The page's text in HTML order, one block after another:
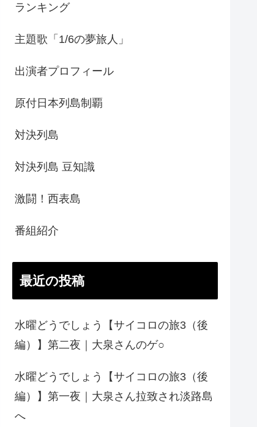
ランキング
主題歌「1/6の夢旅人」
出演者プロフィール
原付日本列島制覇
対決列島
対決列島 豆知識
激闘！西表島
番組紹介
最近の投稿
水曜どうでしょう【サイコロの旅3（後
編）】第二夜｜大泉さんのゲ○
水曜どうでしょう【サイコロの旅3（後
編）】第一夜｜大泉さん拉致され淡路島
へ